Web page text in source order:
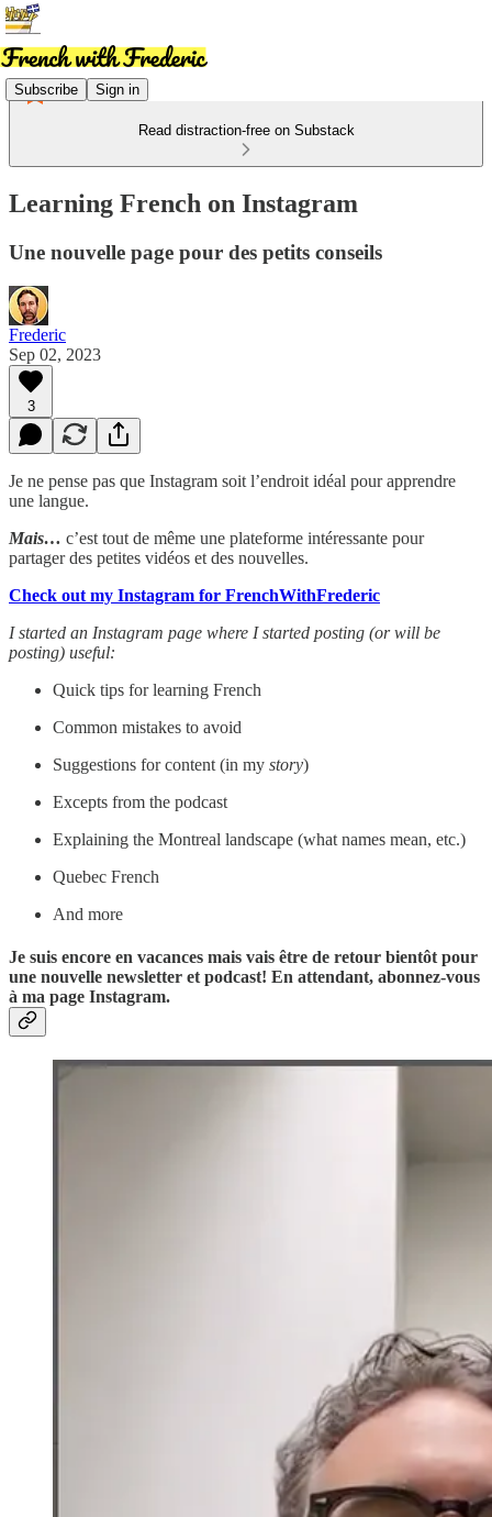
Subscribe Sign in
Read distraction-free on Substack
Learning French on Instagram
Une nouvelle page pour des petits conseils
Frederic
Sep 02, 2023
3
Je ne pense pas que Instagram soit l’endroit idéal pour apprendre
une langue.
Mais… c’est tout de même une plateforme intéressante pour
partager des petites vidéos et des nouvelles.
Check out my Instagram for FrenchWithFrederic
I started an Instagram page where I started posting (or will be
posting) useful:
Quick tips for learning French
Common mistakes to avoid
Suggestions for content (in my story)
Excepts from the podcast
Explaining the Montreal landscape (what names mean, etc.)
Quebec French
And more
Je suis encore en vacances mais vais être de retour bientôt pour
une nouvelle newsletter et podcast! En attendant, abonnez-vous
à ma page Instagram.